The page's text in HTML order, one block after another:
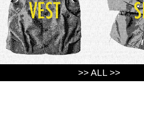
>> ALL >>